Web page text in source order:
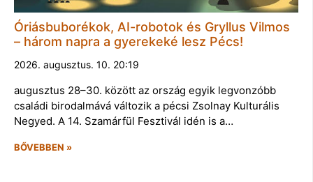
Óriásbuborékok, AI-robotok és Gryllus Vilmos
– három napra a gyerekeké lesz Pécs!
2026. augusztus. 10. 20:19
augusztus 28–30. között az ország egyik legvonzóbb
családi birodalmává változik a pécsi Zsolnay Kulturális
Negyed. A 14. Szamárfül Fesztivál idén is a…
BŐVEBBEN »